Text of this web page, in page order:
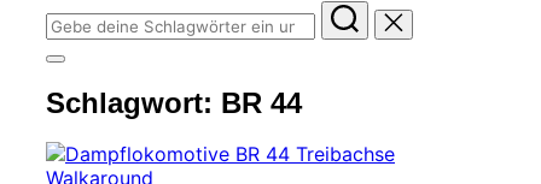
Suchen
nach:
Seitenleiste
Navigation
umschalten
Schlagwort: BR 44